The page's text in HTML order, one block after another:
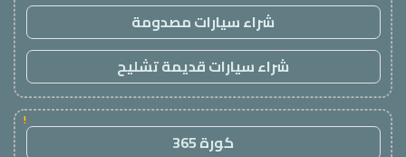
شراء سيارات مصدومة
شراء سيارات قديمة تشليح
!
كورة 365